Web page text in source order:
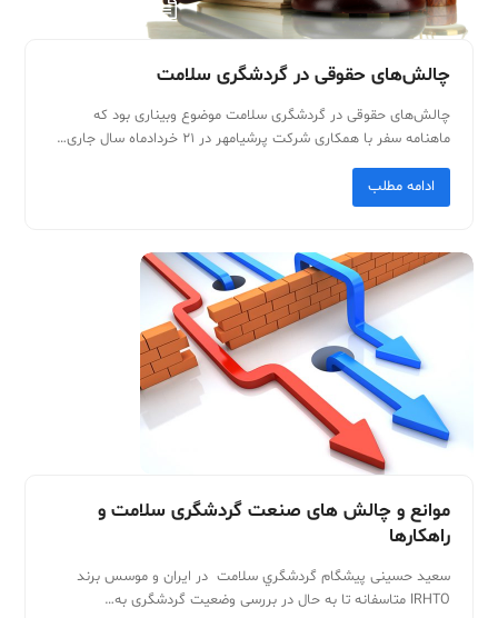
چالش‌های حقوقی در گردشگری سلامت
چالش‌های حقوقی در گردشگری سلامت موضوع وبیناری بود که
ماهنامه سفر با همکاری شرکت پرشیامهر در ۲۱ خردادماه سال جاری…
ادامه مطلب
موانع و چالش های صنعت گردشگری سلامت و
راهکارها
سعيد ‬حسينی پيشگام ‬گردشگري ‬سلامت ‬در ‬ايران ‬و ‬موسس ‬برند
‬IRHTO‬‬‬‬‬‬‬‬ متاسفانه ‬تا ‬به ‬حال ‬در ‬بررسی ‬وضعیت ‬گردشگری ‬به…